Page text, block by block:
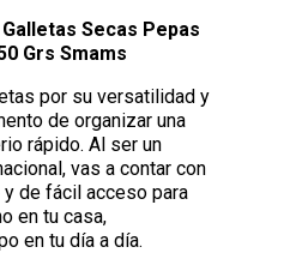
Secas Pepas
Grs Smams
por su versatilidad y
de organizar una
rápido. Al ser un
vas a contar con
de fácil acceso para
en tu casa,
en tu día a día.